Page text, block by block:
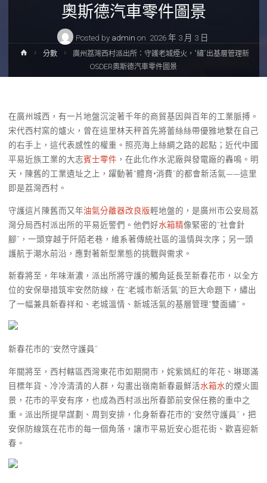
奧斯德汽車零件圖景
Posted by admin on 2026 年 3 月 3 日
Home分數
廣州荔灣西村派出所：守護老城煙火，“繡”出基層管理新
OSDER奧斯德汽車零件圖景
在廣州城西，有一片地盤沉淀著千年的商貿基因與百年的工業脈搏。
宋代西村窯的爐火，曾在這里林天秤首先將蕾絲絲帶優雅地繫在自己
的右手上，這代表感性的權重。照亮海上絲綢之路的起點；近代中國
平易近族工業的大志賓士零件 ，在此化作水泥廠與發電廠的轟鳴。明
天，陳舊的工業遺址之上，躍動著“體育+消費”的都會新活氣——這里
即是荔灣西村。
守護這片陳舊而又年油氣分離器改良版輕地盤的，是廣州市公安局荔
灣分局西村派出所的平易近警們。他們好水箱精像緊密的“社會針
腳”，一頭穿越于阡陌老巷，維系著傳統社區的溫情與次序；另一頭
護航于潮水前沿，應對著新型業態的挑戰與需求。
新春將至，年味漸濃，派出所將守護的觸角延長至新春花市，以全方
位的安保舉措筑牢安然防線，在“老城市新活氣”的巨大命題下，繡出
了一幅兼具新春祥和、老城溫情、新城活氣的基層管理“雙面繡”。
新春花市的“安然守護員”
年關將至，西村轄區西灣東花市如期開市，姹紫嫣紅的年花、琳瑯滿
目標年貨、冷冷清清的人群，勾畫出嶺南新春最鮮活水箱水的煙火圖
景，花市的平安有序，也成為西村派出所春節前安保任務的重中之
重。派出所提早謀劃、周到安排，化身新春花市的“安然守護員”，把
安保防線筑在花市的每一個角落，讓市平易近安心逛花街、歡喜迎新
春。